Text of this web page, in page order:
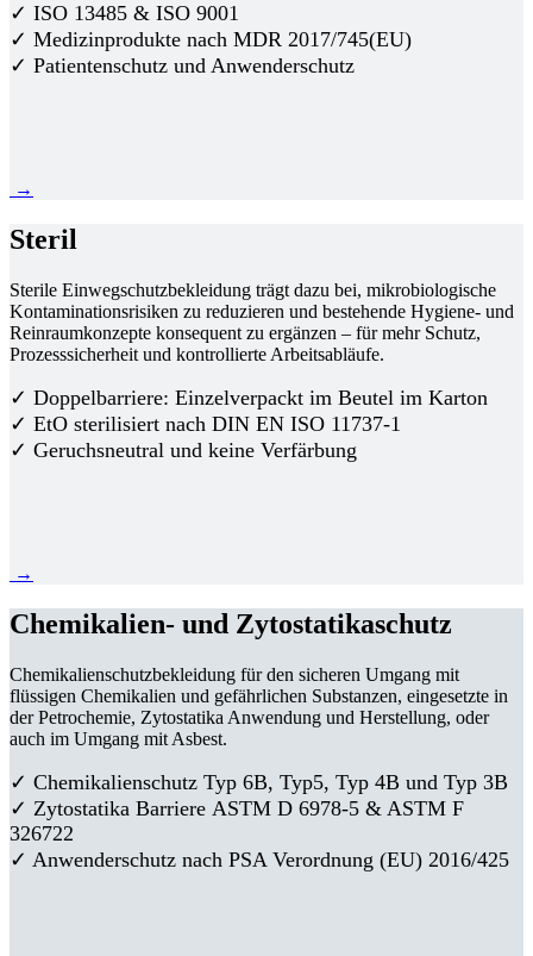
✓ ISO 13485 & ISO 9001
✓ Medizinprodukte nach MDR 2017/745(EU)
✓ Patientenschutz und Anwenderschutz
→
Steril
Sterile Einwegschutzbekleidung trägt dazu bei, mikrobiologische
Kontaminationsrisiken zu reduzieren und bestehende Hygiene- und
Reinraumkonzepte konsequent zu ergänzen – für mehr Schutz,
Prozesssicherheit und kontrollierte Arbeitsabläufe.
✓ Doppelbarriere: Einzelverpackt im Beutel im Karton
✓ EtO sterilisiert nach DIN EN ISO 11737-1
✓ Geruchsneutral und keine Verfärbung
→
Chemikalien- und Zytostatikaschutz
Chemikalienschutzbekleidung für den sicheren Umgang mit
flüssigen Chemikalien und gefährlichen Substanzen, eingesetzte in
der Petrochemie, Zytostatika Anwendung und Herstellung, oder
auch im Umgang mit Asbest.
✓ Chemikalienschutz Typ 6B, Typ5, Typ 4B und Typ 3B
✓ Zytostatika Barriere ASTM D 6978-5 & ASTM F
326722
✓ Anwenderschutz nach PSA Verordnung (EU) 2016/425